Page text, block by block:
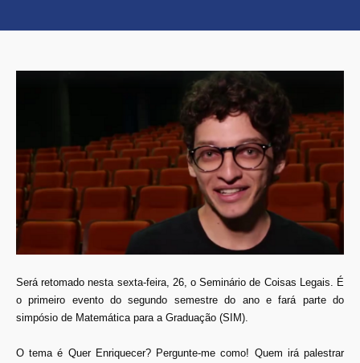
Será retomado nesta sexta-feira, 26, o Seminário de Coisas Legais. É
o primeiro evento do segundo semestre do ano e fará parte do
simpósio de Matemática para a Graduação (SIM).
O tema é Quer Enriquecer? Pergunte-me como! Quem irá palestrar